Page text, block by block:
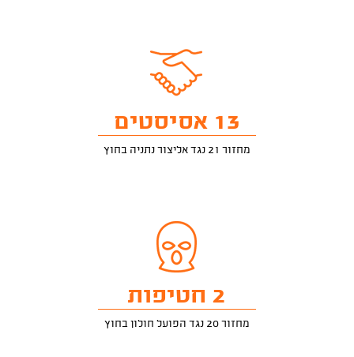
13 אסיסטים
מחזור 21 נגד אליצור נתניה בחוץ
2 חטיפות
מחזור 20 נגד הפועל חולון בחוץ